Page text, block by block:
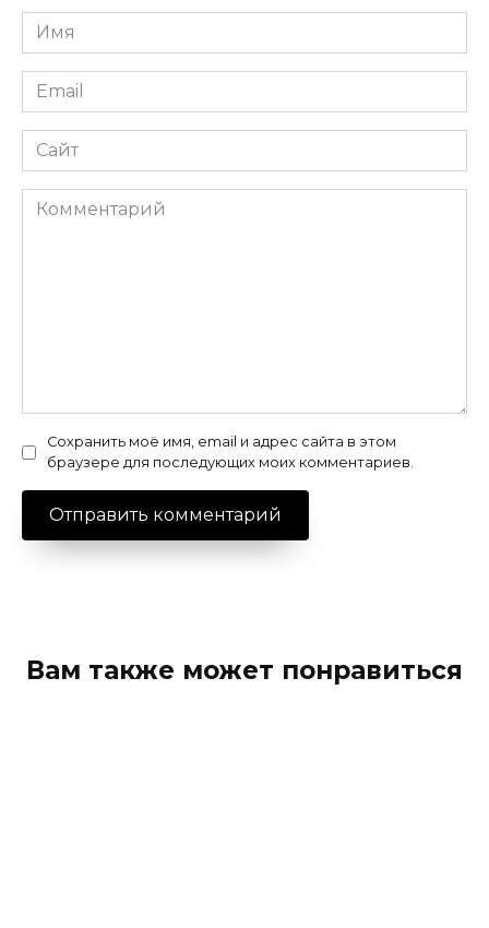
Имя
*
Email
*
Сайт
Комментарий
Сохранить моё имя, email и адрес сайта в этом
браузере для последующих моих комментариев.
Вам также может понравиться